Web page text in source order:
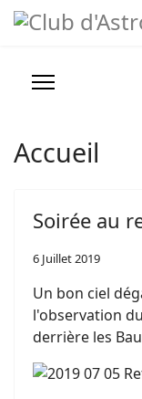
Accueil
Soirée au
6 Juillet 2019
Un bon ciel
l'observation
derrière les
précédente
précédent
suivante
suivant